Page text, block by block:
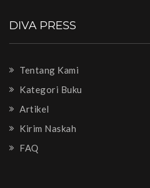
DIVA PRESS
Tentang Kami
Kategori Buku
Artikel
Kirim Naskah
FAQ